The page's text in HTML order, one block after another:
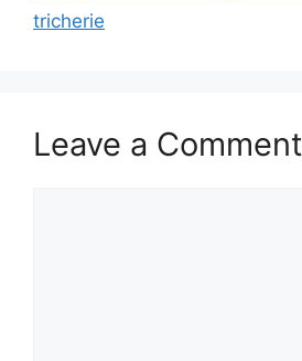
tricherie
Leave a Comment